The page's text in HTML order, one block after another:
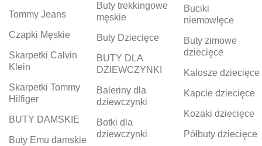
Tommy Jeans
Czapki Męskie
Skarpetki Calvin
Klein
Skarpetki Tommy
Hilfiger
BUTY DAMSKIE
Buty Emu damskie
Buty trekkingowe
męskie
Buty Dziecięce
BUTY DLA
DZIEWCZYNKI
Baleriny dla
dziewczynki
Botki dla
dziewczynki
Buciki
niemowlęce
Buty zimowe
dziecięce
Kalosze dziecięce
Kapcie dziecięce
Kozaki dziecięce
Półbuty dziecięce